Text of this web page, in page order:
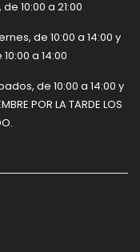
10:00 a 21:00
de 10:00 a 14:00 y
a 14:00
de 10:00 a 14:00 y
POR LA TARDE LOS